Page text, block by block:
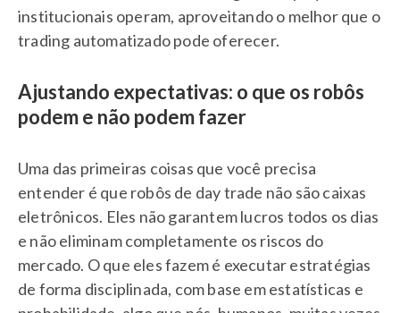
institucionais operam, aproveitando o melhor que o
trading automatizado pode oferecer.
Ajustando expectativas: o que os robôs
podem e não podem fazer
Uma das primeiras coisas que você precisa
entender é que robôs de day trade não são caixas
eletrônicos. Eles não garantem lucros todos os dias
e não eliminam completamente os riscos do
mercado. O que eles fazem é executar estratégias
de forma disciplinada, com base em estatísticas e